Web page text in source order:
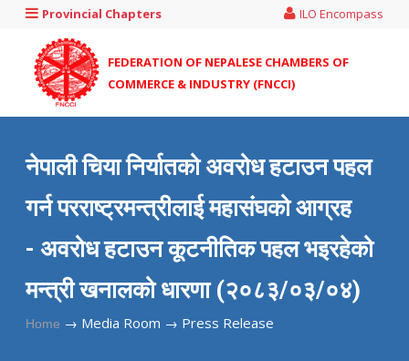
Provincial Chapters ILO Encompass
FEDERATION OF NEPALESE CHAMBERS OF
COMMERCE & INDUSTRY (FNCCI)
नेपाली चिया निर्यातको अवरोध हटाउन पहल
गर्न परराष्ट्रमन्त्रीलाई महासंघको आग्रह
- अवरोध हटाउन कूटनीतिक पहल भइरहेको
मन्त्री खनालको धारणा (२०८३/०३/०४)
Home → Media Room → Press Release